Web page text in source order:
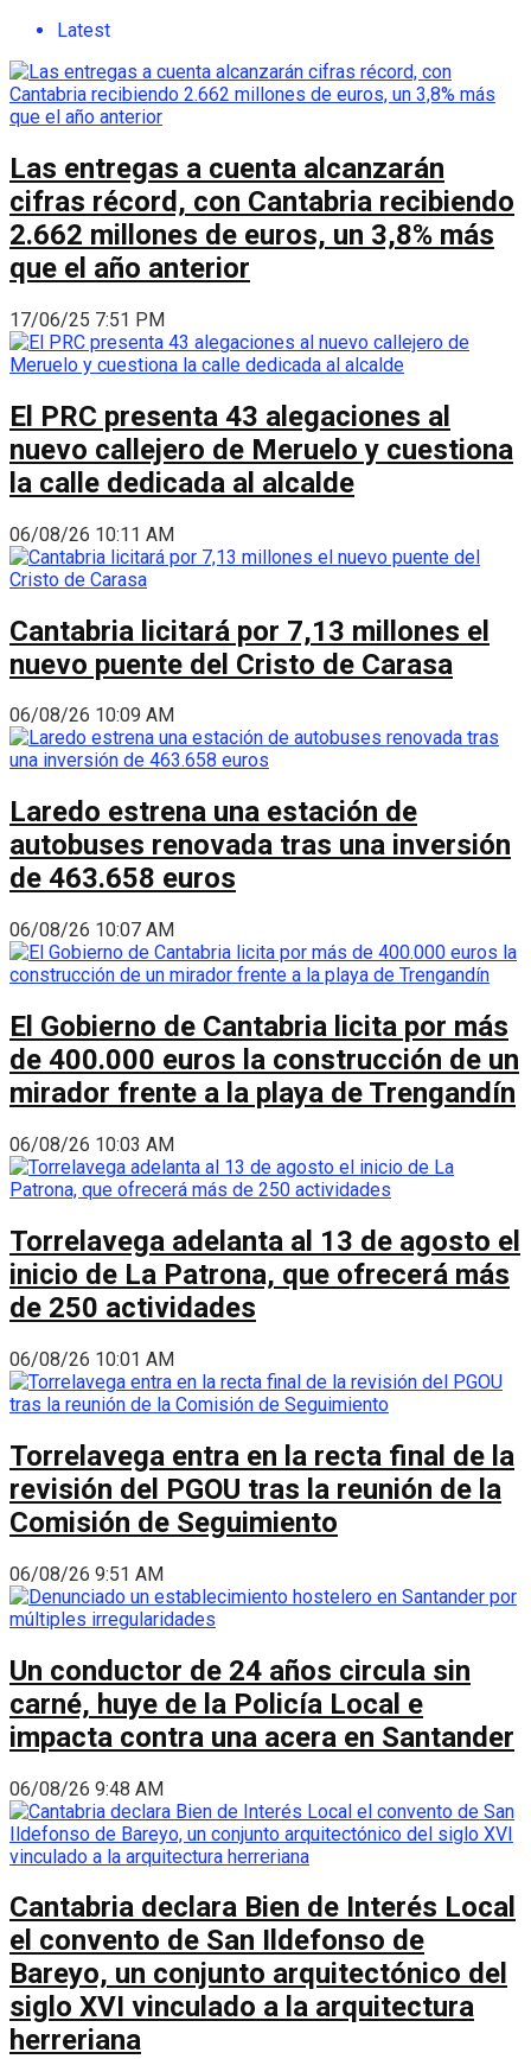
Latest
Las entregas a cuenta alcanzarán
cifras récord, con Cantabria recibiendo
2.662 millones de euros, un 3,8% más
que el año anterior
17/06/25 7:51 PM
El PRC presenta 43 alegaciones al
nuevo callejero de Meruelo y cuestiona
la calle dedicada al alcalde
06/08/26 10:11 AM
Cantabria licitará por 7,13 millones el
nuevo puente del Cristo de Carasa
06/08/26 10:09 AM
Laredo estrena una estación de
autobuses renovada tras una inversión
de 463.658 euros
06/08/26 10:07 AM
El Gobierno de Cantabria licita por más
de 400.000 euros la construcción de un
mirador frente a la playa de Trengandín
06/08/26 10:03 AM
Torrelavega adelanta al 13 de agosto el
inicio de La Patrona, que ofrecerá más
de 250 actividades
06/08/26 10:01 AM
Torrelavega entra en la recta final de la
revisión del PGOU tras la reunión de la
Comisión de Seguimiento
06/08/26 9:51 AM
Un conductor de 24 años circula sin
carné, huye de la Policía Local e
impacta contra una acera en Santander
06/08/26 9:48 AM
Cantabria declara Bien de Interés Local
el convento de San Ildefonso de
Bareyo, un conjunto arquitectónico del
siglo XVI vinculado a la arquitectura
herreriana